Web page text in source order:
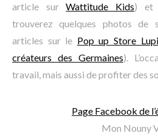
article surWattitude Kids) et
trouverez quelques photos de
articles sur le Pop up Store
créateurs des Germaines).
travail, mais aussi de profiter des
Page Facebook de
Mon Nouny